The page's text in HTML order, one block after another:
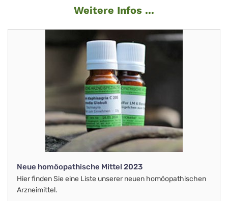
Weitere Infos ...
Neue homöopathische Mittel 2023
Hier finden Sie eine Liste unserer neuen homöopathischen
Arzneimittel.